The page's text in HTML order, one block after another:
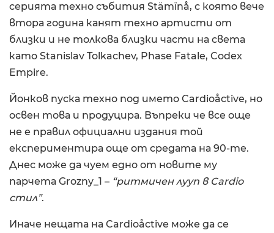
серията техно събития Stämïnå, с която вече
втора година канят техно артисти от
близки и не толкова близки части на света
като Stanislav Tolkachev, Phase Fatale, Codex
Empire.
Йонков пуска техно под името Cardioåctive, но
освен това и продуцира. Въпреки че все още
не е правил официални издания той
експериментира още от средата на 90-те.
Днес може да чуем едно от новите му
парчета Grozny_1 – “ритмичен лууп в Cardio
стил”.
Иначе нещата на Cardioåctive може да се